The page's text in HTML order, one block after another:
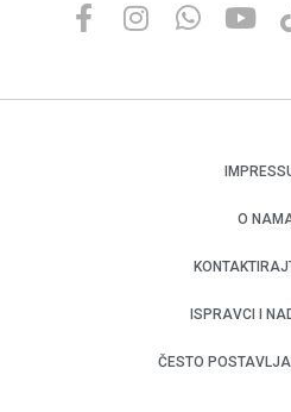
O
ISPRAVCI I
ČESTO